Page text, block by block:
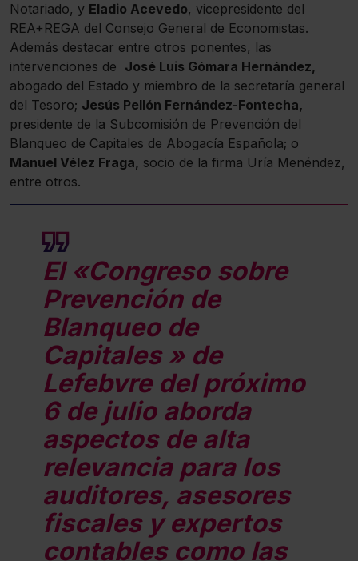
Notariado, y Eladio Acevedo, vicepresidente del
REA+REGA del Consejo General de Economistas.
Además destacar entre otros ponentes, las
intervenciones de José Luis Gómara Hernández,
abogado del Estado y miembro de la secretaría general
del Tesoro; Jesús Pellón Fernández-Fontecha,
presidente de la Subcomisión de Prevención del
Blanqueo de Capitales de Abogacía Española; o
Manuel Vélez Fraga, socio de la firma Uría Menéndez,
entre otros.
El «Congreso sobre
Prevención de
Blanqueo de
Capitales » de
Lefebvre del próximo
6 de julio aborda
aspectos de alta
relevancia para los
auditores, asesores
fiscales y expertos
contables como las